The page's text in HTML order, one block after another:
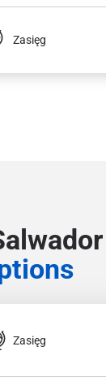
Zasięg
Zasięg